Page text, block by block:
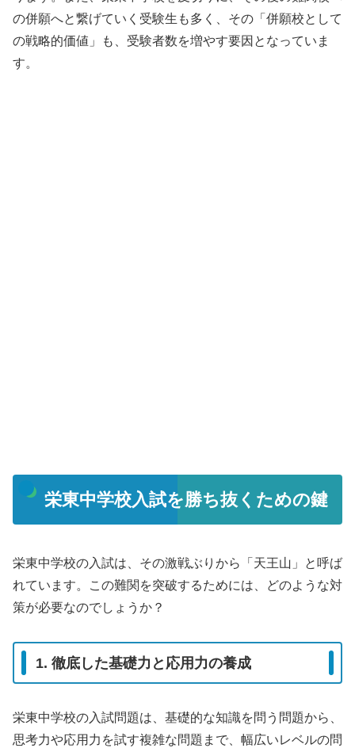
の併願へと繋げていく受験生も多く、その「併願校として
の戦略的価値」も、受験者数を増やす要因となっていま
す。
栄東中学校入試を勝ち抜くための鍵
栄東中学校の入試は、その激戦ぶりから「天王山」と呼ば
れています。この難関を突破するためには、どのような対
策が必要なのでしょうか？
1. 徹底した基礎力と応用力の養成
栄東中学校の入試問題は、基礎的な知識を問う問題から、
思考力や応用力を試す複雑な問題まで、幅広いレベルの問